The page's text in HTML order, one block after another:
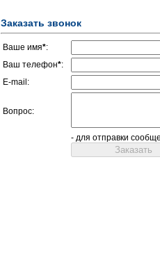
Заказать звонок
Ваше имя*:
Ваш телефон*:
E-mail:
Вопрос:
- для отправки